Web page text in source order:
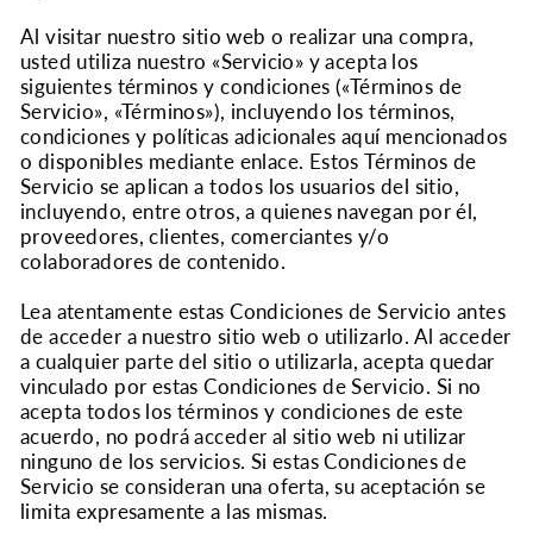
Al visitar nuestro sitio web o realizar una compra,
usted utiliza nuestro «Servicio» y acepta los
siguientes términos y condiciones («Términos de
Servicio», «Términos»), incluyendo los términos,
condiciones y políticas adicionales aquí mencionados
o disponibles mediante enlace. Estos Términos de
Servicio se aplican a todos los usuarios del sitio,
incluyendo, entre otros, a quienes navegan por él,
proveedores, clientes, comerciantes y/o
colaboradores de contenido.
Lea atentamente estas Condiciones de Servicio antes
de acceder a nuestro sitio web o utilizarlo. Al acceder
a cualquier parte del sitio o utilizarla, acepta quedar
vinculado por estas Condiciones de Servicio. Si no
acepta todos los términos y condiciones de este
acuerdo, no podrá acceder al sitio web ni utilizar
ninguno de los servicios. Si estas Condiciones de
Servicio se consideran una oferta, su aceptación se
limita expresamente a las mismas.